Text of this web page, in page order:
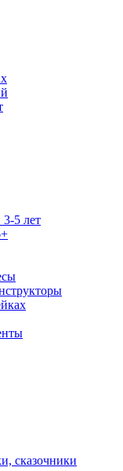
5 лет
сказочники